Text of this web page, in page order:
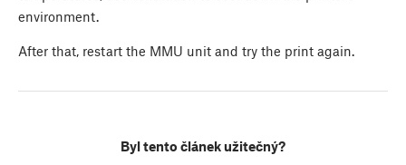
environment.
After that, restart the MMU unit and try the print again.
Byl tento článek užitečný?